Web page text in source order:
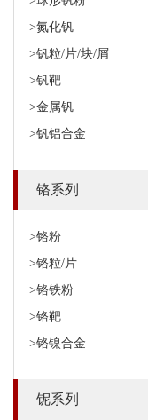
>氮化钒
>钒粒/片/块/屑
>钒靶
>金属钒
>钒铝合金
铬系列
>铬粉
>铬粒/片
>铬铁粉
>铬靶
>铬镍合金
铌系列